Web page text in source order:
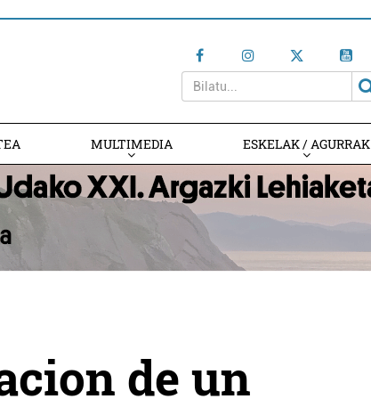
MULTIMEDIA ESKELAK / AGURRAK
de un